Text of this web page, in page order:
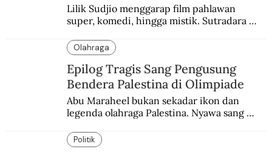
Lilik Sudjio menggarap film pahlawan
super, komedi, hingga mistik. Sutradara
Olahraga
Epilog Tragis Sang Pengusung
Bendera Palestina di Olimpiade
Abu Maraheel bukan sekadar ikon dan
legenda olahraga Palestina. Nyawa sang
memblokade Rafah.
Politik